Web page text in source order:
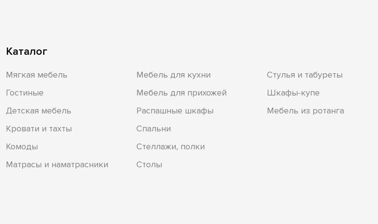
Каталог
Мягкая мебель
Гостиные
Детская мебель
Кровати и тахты
Комоды
Матрасы и наматрасники
Мебель для кухни
Мебель для прихожей
Распашные шкафы
Спальни
Стеллажи, полки
Столы
Стулья и табуреты
Шкафы-купе
Мебель из ротанга